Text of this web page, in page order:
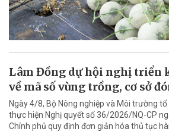
Lâm Đồng dự hội nghị triển
về mã số vùng trồng, cơ sở
Ngày 4/8, Bộ Nông nghiệp và Môi trường
thực hiện Nghị quyết số 36/2026/NQ-CP
Chính phủ quy định đơn giản hóa thủ tục